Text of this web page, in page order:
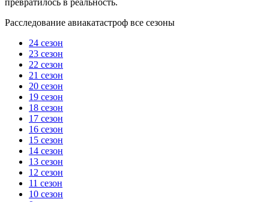
Расследование авиакатастроф все сезоны
24 сезон
23 сезон
22 сезон
21 сезон
20 сезон
19 сезон
18 сезон
17 сезон
16 сезон
15 сезон
14 сезон
13 сезон
12 сезон
11 сезон
10 сезон